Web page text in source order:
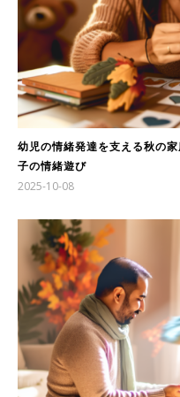
幼児の情緒発達を支える秋の
子の情緒遊び
2025-10-08